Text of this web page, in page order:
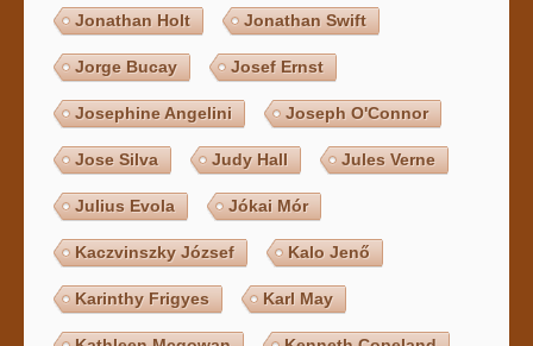
Jonathan Holt Jonathan Swift
Jorge Bucay Josef Ernst
Josephine Angelini Joseph O'Connor
Jose Silva Judy Hall Jules Verne
Julius Evola Jókai Mór
Kaczvinszky József Kalo Jenő
Karinthy Frigyes Karl May